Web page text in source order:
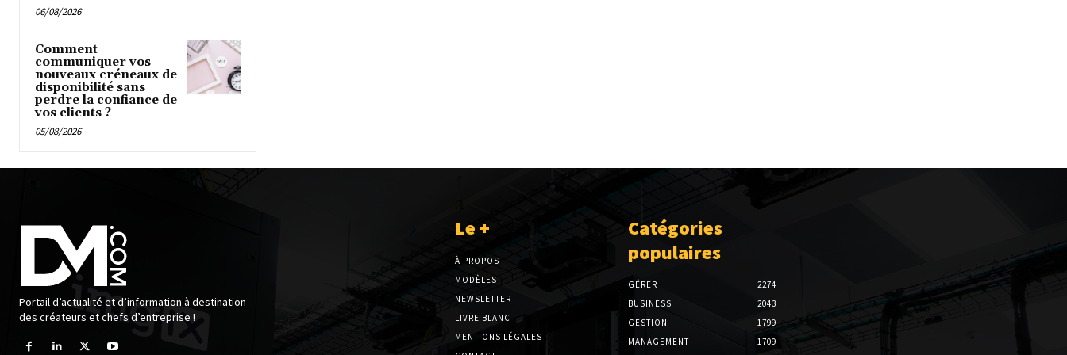
06/08/2026
Comment
communiquer vos
nouveaux créneaux de
disponibilité sans
perdre la confiance de
vos clients ?
05/08/2026
Portail d’actualité et d’information à destination
des créateurs et chefs d’entreprise !
Le +
À PROPOS
MODÈLES
NEWSLETTER
LIVRE BLANC
MENTIONS LÉGALES
Catégories
populaires
GÉRER
2274
BUSINESS
2043
GESTION
1799
MANAGEMENT
1709